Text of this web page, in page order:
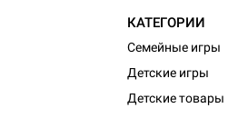
КАТЕГОРИИ
Семейные игры
Детские игры
Детские товары